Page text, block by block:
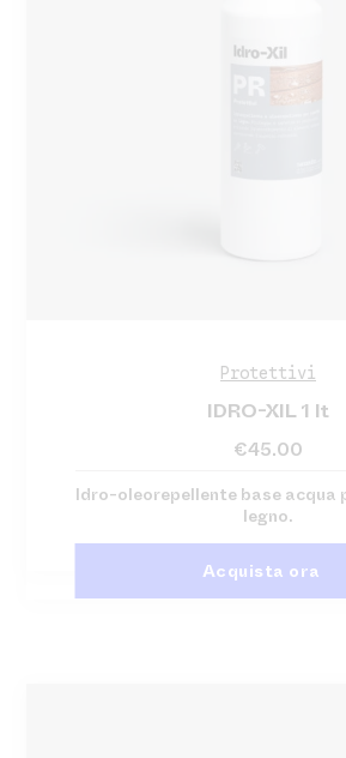
Protettivi
IDRO-XIL 1 lt
€45.00
Idro-oleorepellente base acqua
legno.
Acquista ora